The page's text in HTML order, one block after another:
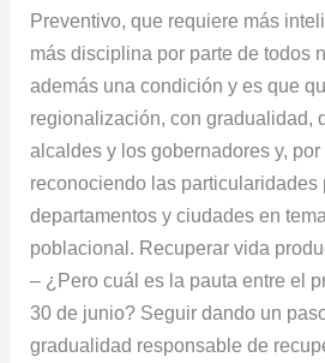
Preventivo, que requiere más
más disciplina por parte de todos
además una condición y es que
regionalización, con gradualidad,
alcaldes y los gobernadores y, por
reconociendo las particularidades
departamentos y ciudades en
poblacional. Recuperar vida
– ¿Pero cuál es la pauta entre el
30 de junio? Seguir dando un
gradualidad responsable de